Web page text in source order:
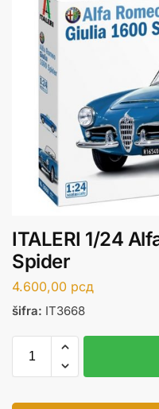
ITALERI 1/24
Spider
4.600,00 рсд
šifra: IT3668